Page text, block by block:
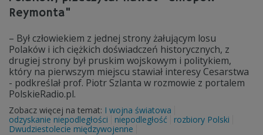
Reymonta"
– Był człowiekiem z jednej strony żałującym losu
Polaków i ich ciężkich doświadczeń historycznych, z
drugiej strony był pruskim wojskowym i politykiem,
który na pierwszym miejscu stawiał interesy Cesarstwa
- podkreślał prof. Piotr Szlanta w rozmowie z portalem
PolskieRadio.pl.
Zobacz więcej na temat: I wojna światowa
odzyskanie niepodległości
niepodległość
rozbiory Polski
Dwudziestolecie międzywojenne